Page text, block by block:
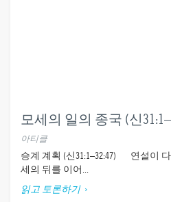
모세의 일의 종국 (신
아티클
승계 계획 (신31:1–32:47) 연설이
세의 뒤를 이어...
읽고 토론하기